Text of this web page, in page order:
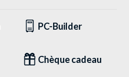
PC-Builder
Chèque cadeau